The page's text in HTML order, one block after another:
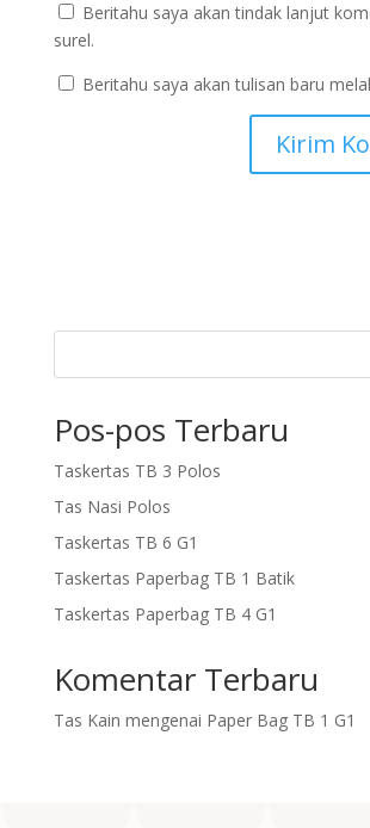
Beritahu saya akan tindak lanjut
surel.
Beritahu saya akan tulisan baru
Pos-pos Terbaru
Taskertas TB 3 Polos
Tas Nasi Polos
Taskertas TB 6 G1
Taskertas Paperbag TB 1 Batik
Taskertas Paperbag TB 4 G1
Komentar Terbaru
Tas Kain mengenai Paper Bag TB 1 G1